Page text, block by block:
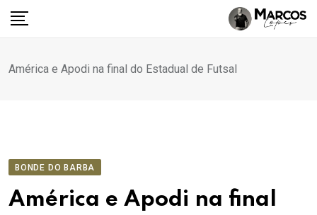
para
conteúdo
América e Apodi na final do Estadual de Futsal
BONDE DO BARBA
América e Apodi na final